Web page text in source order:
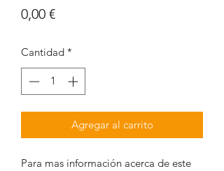
0,00 €Precio
Cantidad *
Agregar al carrito
Para mas información acerca de este